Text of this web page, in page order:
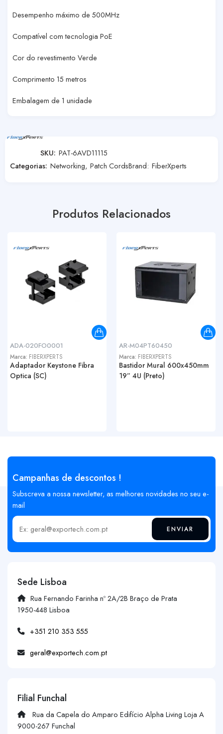
Desempenho máximo de 500MHz
Compatível com tecnologia PoE
Cor do revestimento Verde
Comprimento 15 metros
Embalagem de 1 unidade
SKU: PAT-6AVD11115
Categorias: Networking, Patch CordsBrand: FiberXperts
Produtos Relacionados
ADA-020FO0001
Marca: FIBERXPERTS
Adaptador Keystone Fibra
Optica (SC)
AR-M04PT60450
Marca: FIBERXPERTS
Bastidor Mural 600x450mm
19” 4U (Preto)
Campanhas de descontos !
Subscreva a nossa newsletter, as melhores novidades no seu e-
mail
Insira o seu email ENVIAR
Sede Lisboa
Rua Fernando Farinha nº 2A/2B Braço de Prata
1950-448 Lisboa
+351 210 353 555
geral@exportech.com.pt
Filial Funchal
Rua da Capela do Amparo Edifício Alpha Living Loja A
9000-267 Funchal